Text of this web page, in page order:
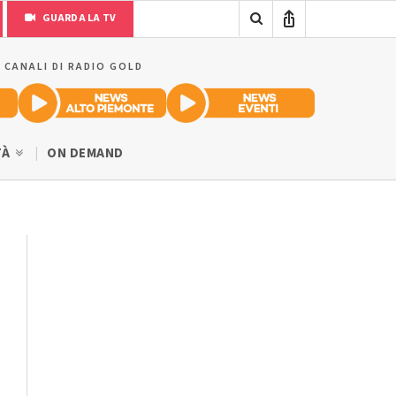
GUARDA LA TV
DI RADIO GOLD
ON DEMAND